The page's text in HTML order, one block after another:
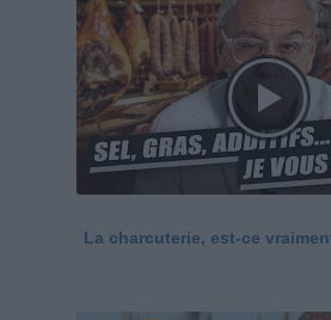
La charcuterie, est-ce